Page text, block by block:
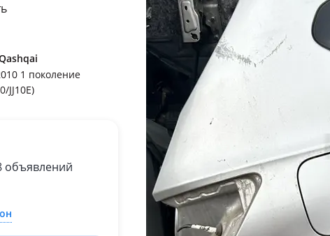
1 поколение
JJ10E)
объявлений